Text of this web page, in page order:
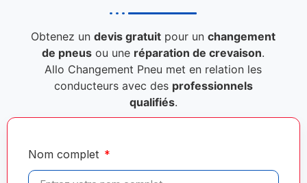
Obtenez undevis gratuit pour unchangement
de pneus ou une réparation de crevaison.
Allo Changement Pneu met en relation les
conducteurs avec des professionnels
qualifiés.
Nom complet